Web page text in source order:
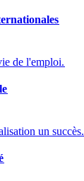
de l'emploi.​​
un succès.​​